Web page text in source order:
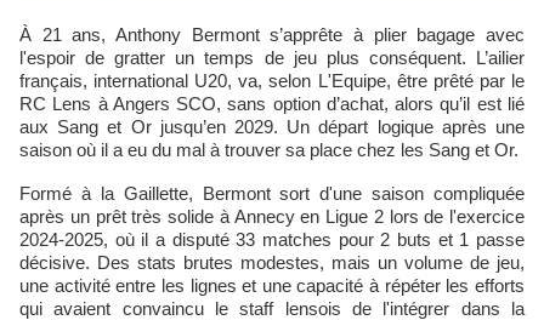
À 21 ans, Anthony Bermont s’apprête à plier bagage avec
l'espoir de gratter un temps de jeu plus conséquent. L’ailier
français, international U20, va, selon L'Equipe, être prêté par le
RC Lens à Angers SCO, sans option d’achat, alors qu’il est lié
aux Sang et Or jusqu’en 2029. Un départ logique après une
saison où il a eu du mal à trouver sa place chez les Sang et Or.
Formé à la Gaillette, Bermont sort d'une saison compliquée
après un prêt très solide à Annecy en Ligue 2 lors de l'exercice
2024-2025, où il a disputé 33 matches pour 2 buts et 1 passe
décisive. Des stats brutes modestes, mais un volume de jeu,
une activité entre les lignes et une capacité à répéter les efforts
qui avaient convaincu le staff lensois de l'intégrer dans la